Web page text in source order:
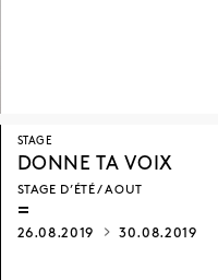
STAGE
DONNE TA VOIX
STAGE D’ÉTÉ / AOUT
26.08.2019 30.08.2019